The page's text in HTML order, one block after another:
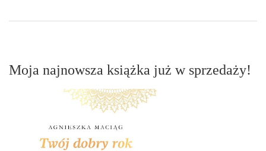
Moja najnowsza książka już w sprzedaży!